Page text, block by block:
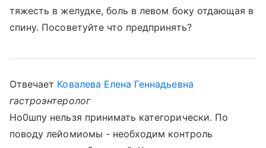
тяжесть в желудке, боль в левом боку отдающая в
спину. Посоветуйте что предпринять?
Отвечает Ковалева Елена Геннадьевна
гастроэнтеролог
Но0шпу нельзя принимать категорически. По
поводу лейомиомы - необходим контроль